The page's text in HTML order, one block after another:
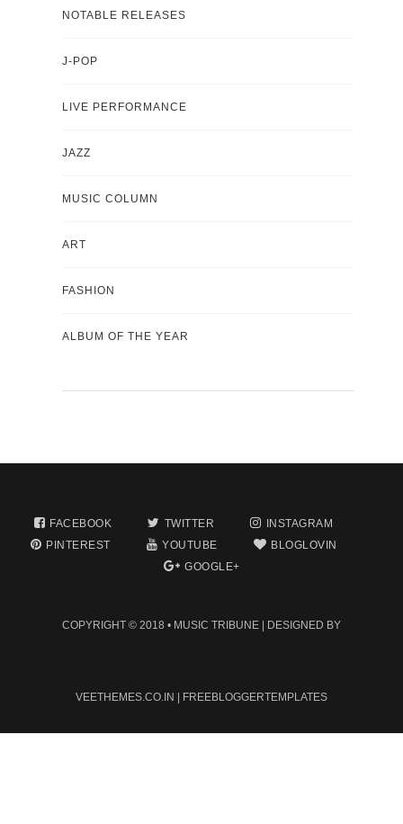
NOTABLE RELEASES
J-POP
LIVE PERFORMANCE
JAZZ
MUSIC COLUMN
ART
FASHION
ALBUM OF THE YEAR
FACEBOOK TWITTER
INSTAGRAM
PINTEREST
YOUTUBE
BLOGLOVIN
GOOGLE+
COPYRIGHT © 2018 • MUSIC TRIBUNE | DESIGNED BY
VEETHEMES.CO.IN | FREEBLOGGERTEMPLATES